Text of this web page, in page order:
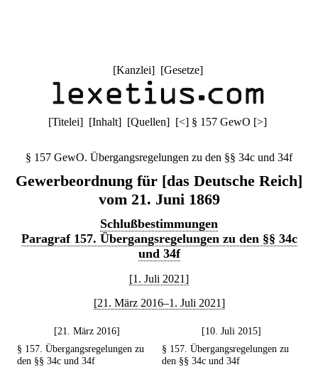
[Kanzlei] [Gesetze]
[Titelei] [Inhalt] [Quellen] [<] § 157 GewO [>]
§ 157 GewO. Übergangsregelungen zu den §§ 34c und 34f
Gewerbeordnung für [das Deutsche Reich]
vom 21. Juni 1869
Schlußbestimmungen
Paragraf 157. Übergangsregelungen zu den §§ 34c
und 34f
[1. Juli 2021]
[21. März 2016–1. Juli 2021]
[21. März 2016]
[10. Juli 2015]
§ 157. Übergangsregelungen zu
den §§ 34c und 34f
§ 157. Übergangsregelungen zu
den §§ 34c und 34f